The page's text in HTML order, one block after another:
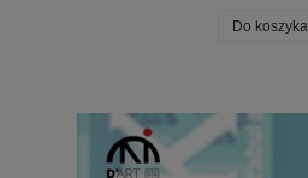
Do koszyka